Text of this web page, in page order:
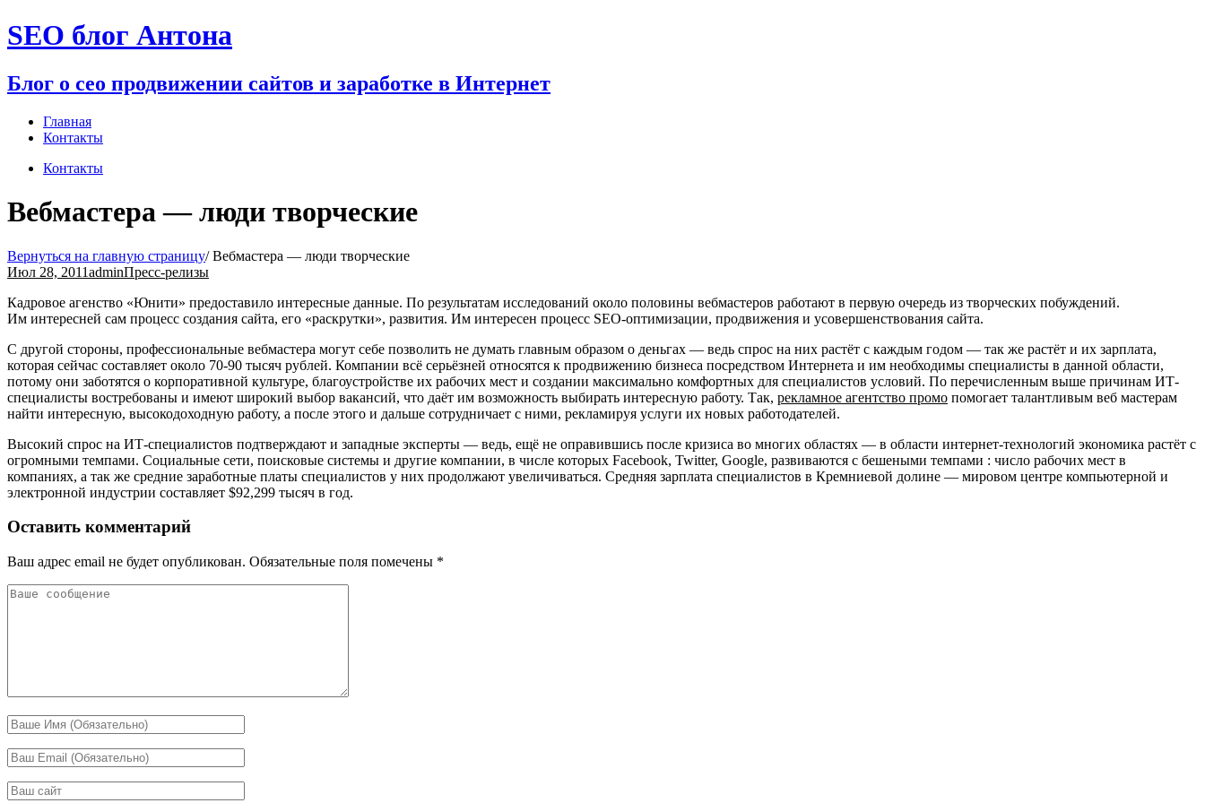
Перейти
к
SEO блог Антона
Блог о сео продвижении сайтов и заработке в Интернет
Главная
Контакты
Контакты
Вебмастера — люди творческие
Вернуться на главную страницу/Вебмастера — люди творческие
Июл 28, 2011adminПресс-релизы
Кадровое агенство «Юнити» предоставило интересные данные. По результатам исследований около половины вебмастеров работают в первую очередь из творческих побуждений.
Им интересней сам процесс создания сайта, его «раскрутки», развития. Им интересен процесс SEO-оптимизации, продвижения и усовершенствования сайта.
С другой стороны, профессиональные вебмастера могут себе позволить не думать главным образом о деньгах — ведь спрос на них растёт с каждым годом — так же растёт и их зарплата,
которая сейчас составляет около 70-90 тысяч рублей. Компании всё серьёзней относятся к продвижению бизнеса посредством Интернета и им необходимы специалисты в данной области,
потому они заботятся о корпоративной культуре, благоустройстве их рабочих мест и создании максимально комфортных для специалистов условий. По перечисленным выше причинам ИТ-
специалисты востребованы и имеют широкий выбор вакансий, что даёт им возможность выбирать интересную работу. Так, рекламное агентство промо помогает талантливым веб мастерам
найти интересную, высокодоходную работу, а после этого и дальше сотрудничает с ними, рекламируя услуги их новых работодателей.
Высокий спрос на ИТ-специалистов подтверждают и западные эксперты — ведь, ещё не оправившись после кризиса во многих областях — в области интернет-технологий экономика растёт с
огромными темпами. Социальные сети, поисковые системы и другие компании, в числе которых Facebook, Twitter, Google, развиваются с бешеными темпами : число рабочих мест в
компаниях, а так же средние заработные платы специалистов у них продолжают увеличиваться. Средняя зарплата специалистов в Кремниевой долине — мировом центре компьютерной и
электронной индустрии составляет $92,299 тысяч в год.
Оставить комментарий
Ваш адрес email не будет опубликован. Обязательные поля помечены *